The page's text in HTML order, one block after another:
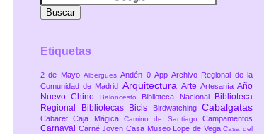
Etiquetas
2 de Mayo AlberguesAndén 0 AppArchivo Regional de la
Comunidad de Madrid Arquitectura Arte ArtesaníaAño
Nuevo Chino
Baloncesto Biblioteca Nacional
Biblioteca
Regional
Bibliotecas Bicis Birdwatching Cabalgatas
CabaretCaja MágicaCamino de SantiagoCampamentos
Carnaval Carné JovenCasa Museo Lope de VegaCasa del